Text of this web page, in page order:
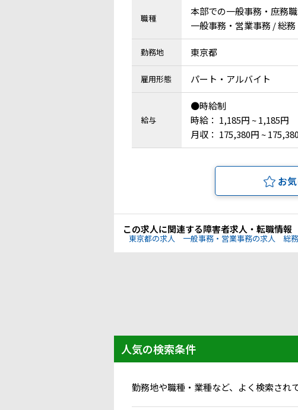
職種
本部での一般事務・庶務職
一般事務・営業事務 / 総
勤務地 東京都
雇用形態 パート・アルバイト
給与
●時給制
時給： 1,185円 ~ 1,185円
月収： 175,380円 ~
お
この求人に関連する障害者求人・転職情報
東京都の求人 一般事務・営業事務の求人 総
人気の検索条件
勤務地や職種・業種など、よく検索され